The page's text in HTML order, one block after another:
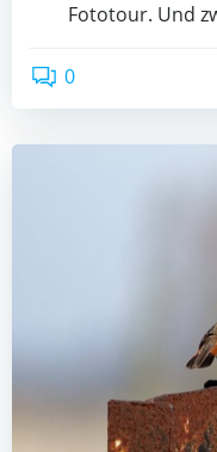
Fototour. Und
0